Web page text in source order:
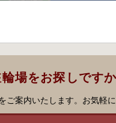
場をお探しです
ご案内いたします。お気軽